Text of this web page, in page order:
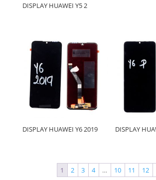
DISPLAY HUAWEI Y5 2
DISPLAY HUAWEI Y6 2019 DISPLAY
1 2 3 4 … 10 11 12